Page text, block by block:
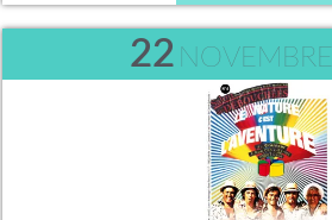
22 NOVEMBRE